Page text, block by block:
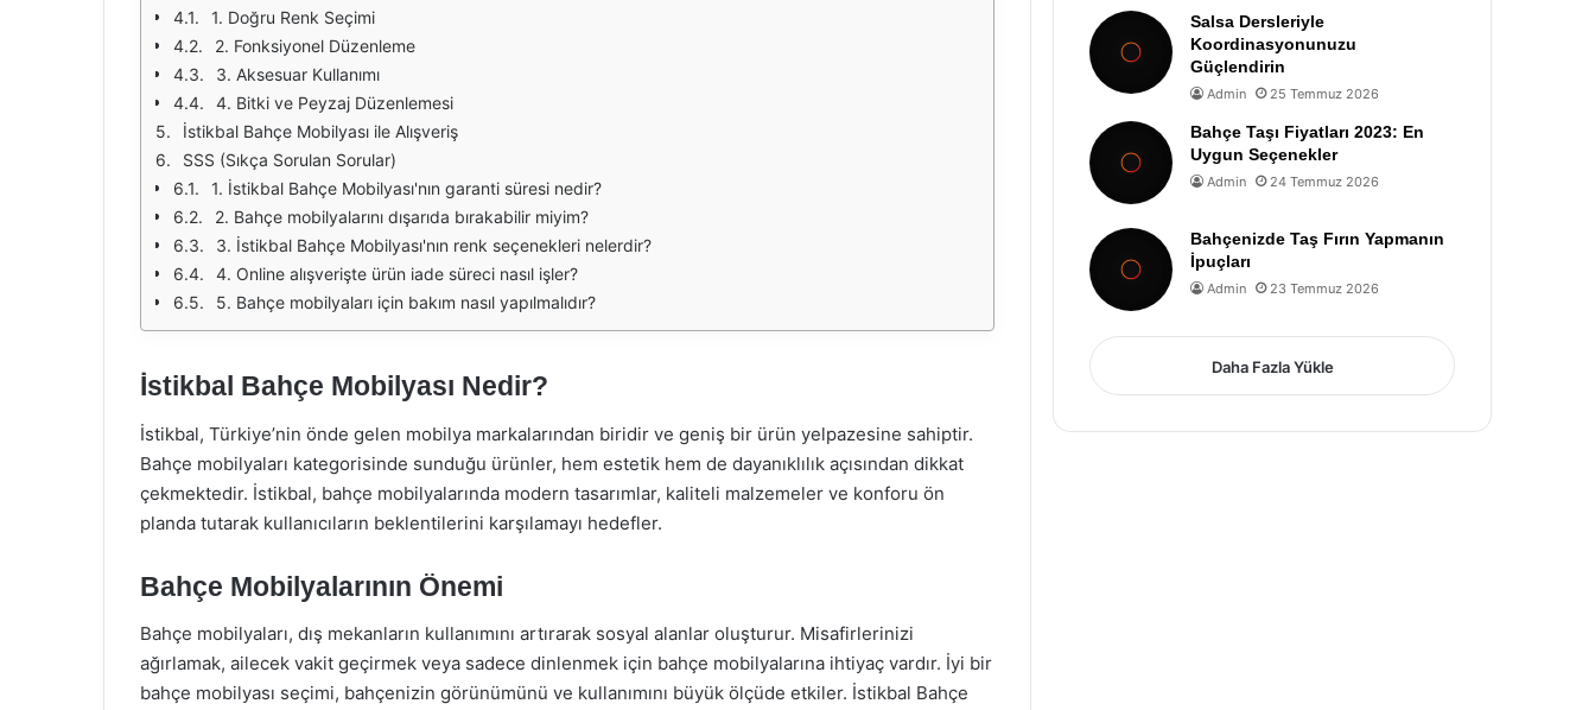
1. Doğru Renk Seçimi
2. Fonksiyonel Düzenleme
3. Aksesuar Kullanımı
4. Bitki ve Peyzaj Düzenlemesi
İstikbal Bahçe Mobilyası ile Alışveriş
SSS (Sıkça Sorulan Sorular)
1. İstikbal Bahçe Mobilyası'nın garanti süresi nedir?
2. Bahçe mobilyalarını dışarıda bırakabilir miyim?
3. İstikbal Bahçe Mobilyası'nın renk seçenekleri nelerdir?
4. Online alışverişte ürün iade süreci nasıl işler?
5. Bahçe mobilyaları için bakım nasıl yapılmalıdır?
İstikbal Bahçe Mobilyası Nedir?
İstikbal, Türkiye’nin önde gelen mobilya markalarından biridir ve geniş bir ürün yelpazesine sahiptir.
Bahçe mobilyaları kategorisinde sunduğu ürünler, hem estetik hem de dayanıklılık açısından dikkat
çekmektedir. İstikbal, bahçe mobilyalarında modern tasarımlar, kaliteli malzemeler ve konforu ön
planda tutarak kullanıcıların beklentilerini karşılamayı hedefler.
Bahçe Mobilyalarının Önemi
Bahçe mobilyaları, dış mekanların kullanımını artırarak sosyal alanlar oluşturur. Misafirlerinizi
ağırlamak, ailecek vakit geçirmek veya sadece dinlenmek için bahçe mobilyalarına ihtiyaç vardır. İyi bir
bahçe mobilyası seçimi, bahçenizin görünümünü ve kullanımını büyük ölçüde etkiler. İstikbal Bahçe
Salsa Dersleriyle
Koordinasyonunuzu
Güçlendirin
Admin 25 Temmuz 2026
Bahçe Taşı Fiyatları 2023: En
Uygun Seçenekler
Admin 24 Temmuz 2026
Bahçenizde Taş Fırın Yapmanın
İpuçları
Admin 23 Temmuz 2026
Daha Fazla Yükle